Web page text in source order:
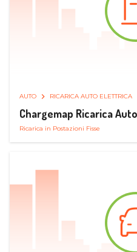
AUTO RICARICA AUTO ELETTRICA
Chargemap Ricarica
Ricarica in Postazioni Fisse